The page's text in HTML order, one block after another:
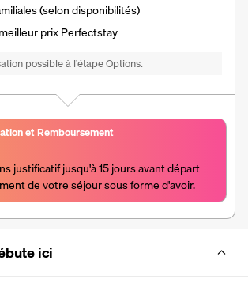
(selon disponibilités)
prix Perfectstay
possible à l’étape Options.
et Remboursement
justificatif jusqu'à 15 jours avant départ
de votre séjour sous forme d'avoir.
ici